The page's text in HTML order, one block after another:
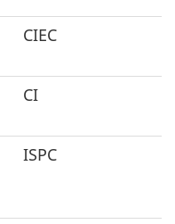
CIEC
CI
ISPC